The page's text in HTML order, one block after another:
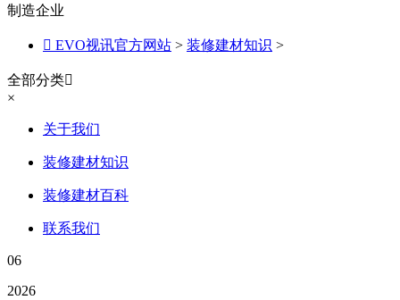
制造企业
 EVO视讯官方网站 > 装修建材知识 >
全部分类
×
关于我们
装修建材知识
装修建材百科
联系我们
06
2026